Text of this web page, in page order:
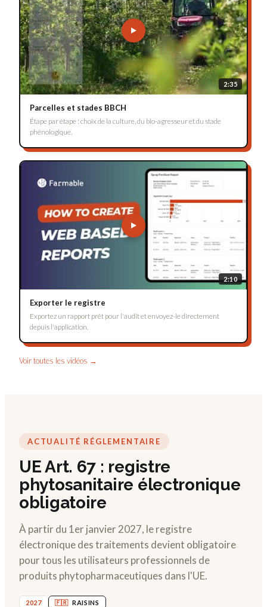
2:35
Parcelles et stades BBCH
Étape par étape : choix de la culture, du bio-agresseur et du stade
phénologique.
2:10
Exporter le registre
Exportez un rapport prêt pour l'audit et envoyez-le directement
depuis l'application.
Voir toutes les vidéos →
ACTUALITÉ RÉGLEMENTAIRE
UE Art. 67 : registre
phytosanitaire électronique
obligatoire
À partir du 1er janvier 2027, le registre
électronique des traitements devient obligatoire
pour tous les utilisateurs professionnels de
produits phytopharmaceutiques dans l'UE.
2027 🇫🇷 RAISINS